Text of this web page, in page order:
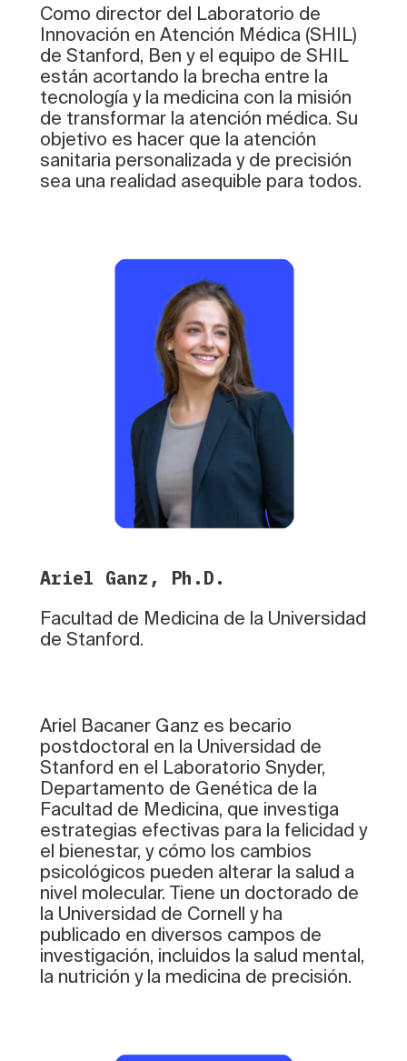
Como director del Laboratorio de
Innovación en Atención Médica (SHIL)
de Stanford, Ben y el equipo de SHIL
están acortando la brecha entre la
tecnología y la medicina con la misión
de transformar la atención médica. Su
objetivo es hacer que la atención
sanitaria personalizada y de precisión
sea una realidad asequible para todos.
Ariel Ganz, Ph.D.
Facultad de Medicina de la Universidad
de Stanford.
Ariel Bacaner Ganz es becario
postdoctoral en la Universidad de
Stanford en el Laboratorio Snyder,
Departamento de Genética de la
Facultad de Medicina, que investiga
estrategias efectivas para la felicidad y
el bienestar, y cómo los cambios
psicológicos pueden alterar la salud a
nivel molecular. Tiene un doctorado de
la Universidad de Cornell y ha
publicado en diversos campos de
investigación, incluidos la salud mental,
la nutrición y la medicina de precisión.